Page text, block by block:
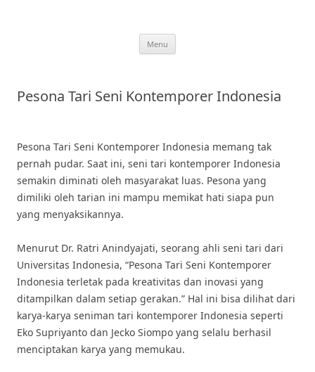
Menu
Pesona Tari Seni Kontemporer Indonesia
Pesona Tari Seni Kontemporer Indonesia memang tak
pernah pudar. Saat ini, seni tari kontemporer Indonesia
semakin diminati oleh masyarakat luas. Pesona yang
dimiliki oleh tarian ini mampu memikat hati siapa pun
yang menyaksikannya.
Menurut Dr. Ratri Anindyajati, seorang ahli seni tari dari
Universitas Indonesia, “Pesona Tari Seni Kontemporer
Indonesia terletak pada kreativitas dan inovasi yang
ditampilkan dalam setiap gerakan.” Hal ini bisa dilihat dari
karya-karya seniman tari kontemporer Indonesia seperti
Eko Supriyanto dan Jecko Siompo yang selalu berhasil
menciptakan karya yang memukau.